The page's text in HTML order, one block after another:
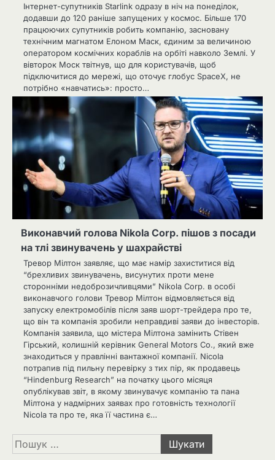
Інтернет-супутників Starlink одразу в ніч на понеділок,
додавши до 120 раніше запущених у космос. Більше 170
працюючих супутників робить компанію, засновану
технічним магнатом Елоном Маск, єдиним за величиною
оператором космічних кораблів на орбіті навколо Землі. У
вівторок Моск твітнув, що для користувачів, щоб
підключитися до мережі, що оточує глобус SpaceX, не
потрібно «навчатись»: просто…
Виконавчий голова Nikola Corp. пішов з посади
на тлі звинувачень у шахрайстві
Тревор Мілтон заявляє, що має намір захиститися від
“брехливих звинувачень, висунутих проти мене
сторонніми недоброзичливцями” Nikola Corp. в особі
виконавчого голови Тревор Мілтон відмовляється від
запуску електромобілів після заяв шорт-трейдера про те,
що він та компанія зробили неправдиві заяви до інвесторів.
Компанія заявила, що містера Мілтона замінить Стівен
Гірський, колишній керівник General Motors Co., який вже
знаходиться у правлінні вантажної компанії. Nicola
потрапив під пильну перевірку з тих пір, як продавець
“Hindenburg Research” на початку цього місяця
опублікував звіт, в якому звинувачує компанію та пана
Мілтона у надмірних заявах про готовність технології
Nicola та про те, яка її частина є…
Пошук: